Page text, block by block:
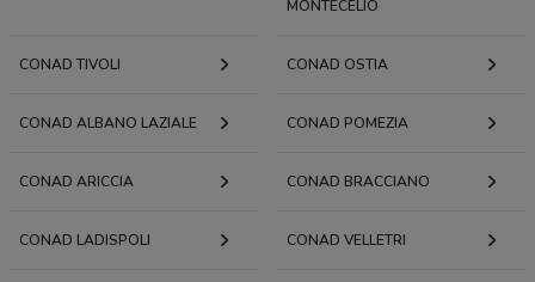
MONTECELIO
CONAD TIVOLI CONAD OSTIA
CONAD ALBANO LAZIALE CONAD POMEZIA
CONAD ARICCIA CONAD BRACCIANO
CONAD LADISPOLI CONAD VELLETRI